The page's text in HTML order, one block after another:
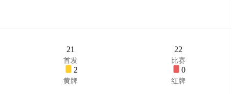
21
首发
22
比赛
2
黄牌
0
红牌